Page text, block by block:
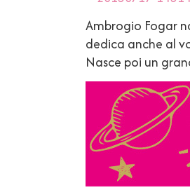
Ambrogio Fogar
dedica anche al
Nasce poi un